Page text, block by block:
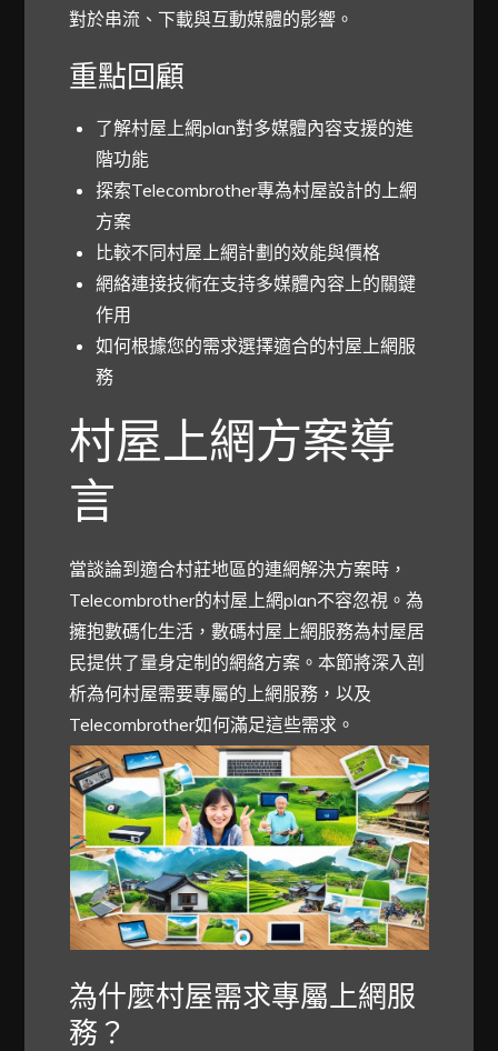
對於串流、下載與互動媒體的影響。
重點回顧
了解村屋上網plan對多媒體內容支援的進
階功能
探索Telecombrother專為村屋設計的上網
方案
比較不同村屋上網計劃的效能與價格
網絡連接技術在支持多媒體內容上的關鍵
作用
如何根據您的需求選擇適合的村屋上網服
務
村屋上網方案導
言
當談論到適合村莊地區的連網解決方案時，
Telecombrother的村屋上網plan不容忽視。為
擁抱數碼化生活，數碼村屋上網服務為村屋居
民提供了量身定制的網絡方案。本節將深入剖
析為何村屋需要專屬的上網服務，以及
Telecombrother如何滿足這些需求。
為什麼村屋需求專屬上網服
務？